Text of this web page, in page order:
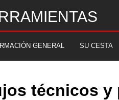
GENERAL SU CESTA
técnicos y